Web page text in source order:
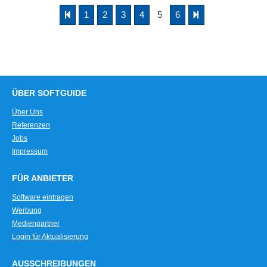
1 2 3 4 5 6
ÜBER SOFTGUIDE
Über Uns
Referenzen
Jobs
Impressum
FÜR ANBIETER
Software eintragen
Werbung
Medienpartner
Login für Aktualisierung
AUSSCHREIBUNGEN